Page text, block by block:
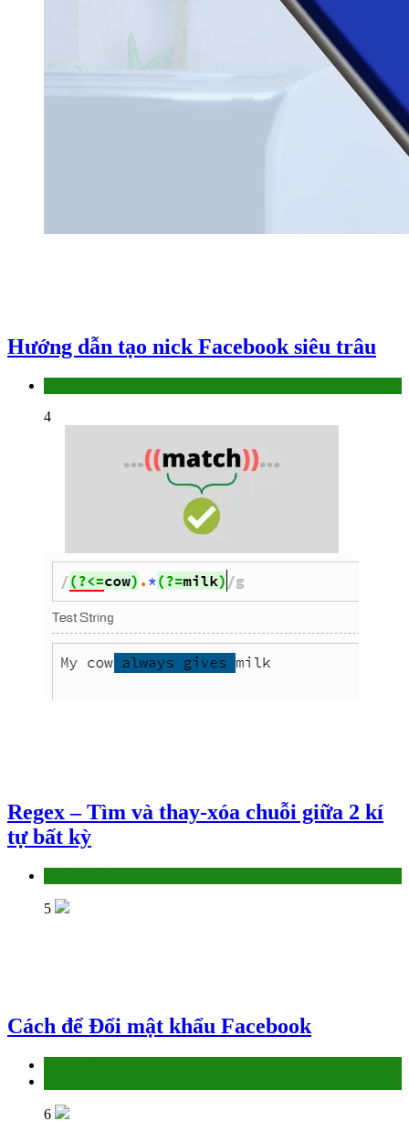
Hướng dẫn tạo nick Facebook siêu trâu
4
Regex – Tìm và thay-xóa chuỗi giữa 2 kí
tự bất kỳ
5
Cách để Đổi mật khẩu Facebook
6